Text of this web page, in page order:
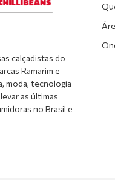
calçadistas do
Ramarim e
moda, tecnologia
as últimas
no Brasil e